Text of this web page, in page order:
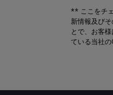
** ここをチ
新情報及び
とで、お客
ている当社